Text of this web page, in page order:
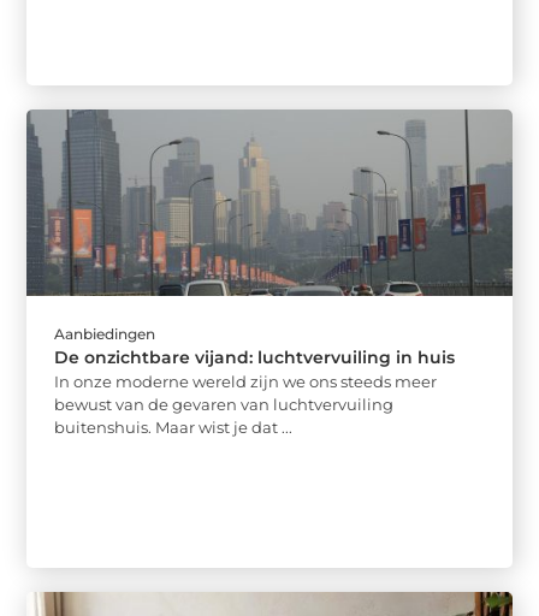
Aanbiedingen
De onzichtbare vijand: luchtvervuiling in huis
In onze moderne wereld zijn we ons steeds meer
bewust van de gevaren van luchtvervuiling
buitenshuis. Maar wist je dat ...